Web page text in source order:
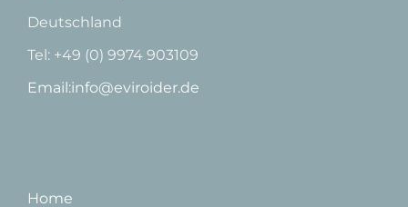
Deutschland
Tel: +49 (0) 9974 903109
Email:info@eviroider.de
Home